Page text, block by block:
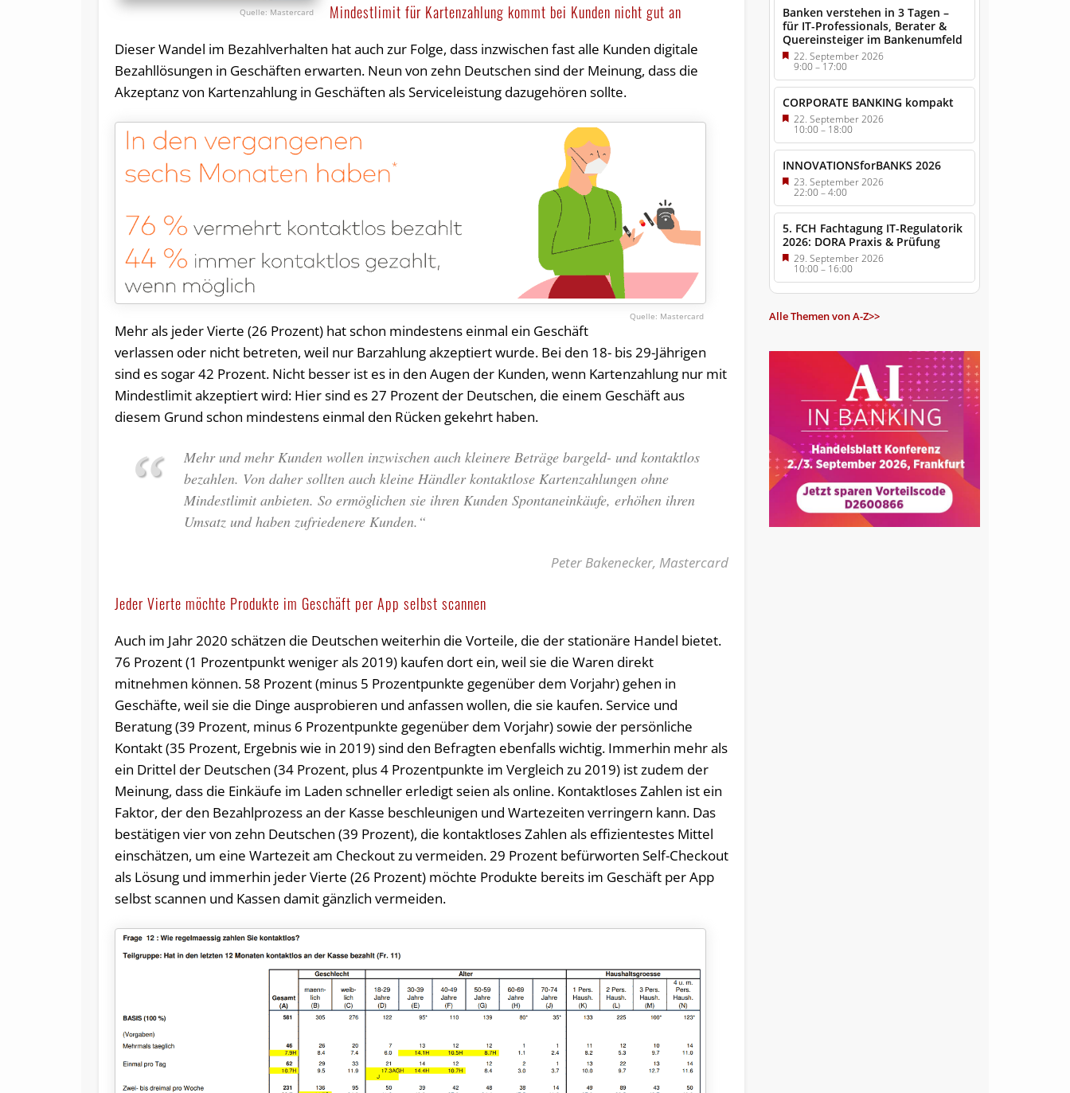
Mastercard Mindestlimit für Kartenzahlung kommt bei Kunden nicht gut an
Dieser Wandel im Bezahlverhalten hat auch zur Folge, dass inzwischen fast alle Kunden digitale
Bezahllösungen in Geschäften erwarten. Neun von zehn Deutschen sind der Meinung, dass die
Akzeptanz von Kartenzahlung in Geschäften als Serviceleistung dazugehören sollte.
Mastercard
Mehr als jeder Vierte (26 Prozent) hat schon mindestens einmal ein Geschäft
verlassen oder nicht betreten, weil nur Barzahlung akzeptiert wurde. Bei den 18- bis 29-Jährigen
sind es sogar 42 Prozent. Nicht besser ist es in den Augen der Kunden, wenn Kartenzahlung nur mit
Mindestlimit akzeptiert wird: Hier sind es 27 Prozent der Deutschen, die einem Geschäft aus
diesem Grund schon mindestens einmal den Rücken gekehrt haben.
Mehr und mehr Kunden wollen inzwischen auch kleinere Beträge bargeld- und kontaktlos
bezahlen. Von daher sollten auch kleine Händler kontaktlose Kartenzahlungen ohne
Mindestlimit anbieten. So ermöglichen sie ihren Kunden Spontaneinkäufe, erhöhen ihren
Umsatz und haben zufriedenere Kunden.“
Peter Bakenecker, Mastercard
Jeder Vierte möchte Produkte im Geschäft per App selbst scannen
Auch im Jahr 2020 schätzen die Deutschen weiterhin die Vorteile, die der stationäre Handel bietet.
76 Prozent (1 Prozentpunkt weniger als 2019) kaufen dort ein, weil sie die Waren direkt
mitnehmen können. 58 Prozent (minus 5 Prozentpunkte gegenüber dem Vorjahr) gehen in
Geschäfte, weil sie die Dinge ausprobieren und anfassen wollen, die sie kaufen. Service und
Beratung (39 Prozent, minus 6 Prozentpunkte gegenüber dem Vorjahr) sowie der persönliche
Kontakt (35 Prozent, Ergebnis wie in 2019) sind den Befragten ebenfalls wichtig. Immerhin mehr als
ein Drittel der Deutschen (34 Prozent, plus 4 Prozentpunkte im Vergleich zu 2019) ist zudem der
Meinung, dass die Einkäufe im Laden schneller erledigt seien als online. Kontaktloses Zahlen ist ein
Faktor, der den Bezahlprozess an der Kasse beschleunigen und Wartezeiten verringern kann. Das
bestätigen vier von zehn Deutschen (39 Prozent), die kontaktloses Zahlen als effizientestes Mittel
einschätzen, um eine Wartezeit am Checkout zu vermeiden. 29 Prozent befürworten Self-Checkout
als Lösung und immerhin jeder Vierte (26 Prozent) möchte Produkte bereits im Geschäft per App
selbst scannen und Kassen damit gänzlich vermeiden.
Banken verstehen in 3 Tagen –
für IT-Professionals, Berater &
Quereinsteiger im Bankenumfeld
22. September 2026
9:00–17:00
CORPORATE BANKING kompakt
22. September 2026
10:00– 18:00
INNOVATIONSforBANKS 2026
23. September 2026
22:00–4:00
5. FCH Fachtagung IT-Regulatorik
2026: DORA Praxis & Prüfung
29. September 2026
10:00– 16:00
Alle Themen von A-Z>>